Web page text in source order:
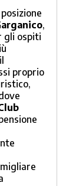
,
gli ospiti
il
proprio